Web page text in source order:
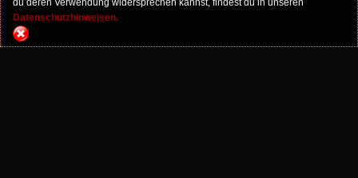
du deren Verwendung widersprechen kannst, findest du in unseren
Datenschutzhinweisen.